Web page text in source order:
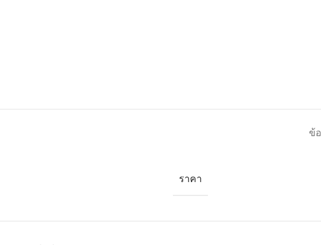
ข้
ราคา